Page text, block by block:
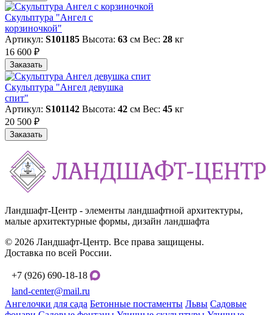
Скульптура "Ангел с
корзиночкой"
Артикул: S101185 Высота: 63 см Вес: 28 кг
16 600 ₽
Заказать
Скульптура "Ангел девушка
спит"
Артикул: S101142 Высота: 42 см Вес: 45 кг
20 500 ₽
Заказать
Ландшафт-Центр - элементы ландшафтной архитектуры,
малые архитектурные формы, дизайн ландшафта
© 2026 Ландшафт-Центр. Все права защищены.
Доставка по всей России.
+7 (926) 690-18-18
land-center@mail.ru
Ангелочки для сада Бетонные постаменты Львы Садовые